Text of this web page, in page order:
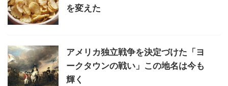
を変えた
アメリカ独立戦争を決定づけた「ヨ
ークタウンの戦い」この地名は今も
輝く